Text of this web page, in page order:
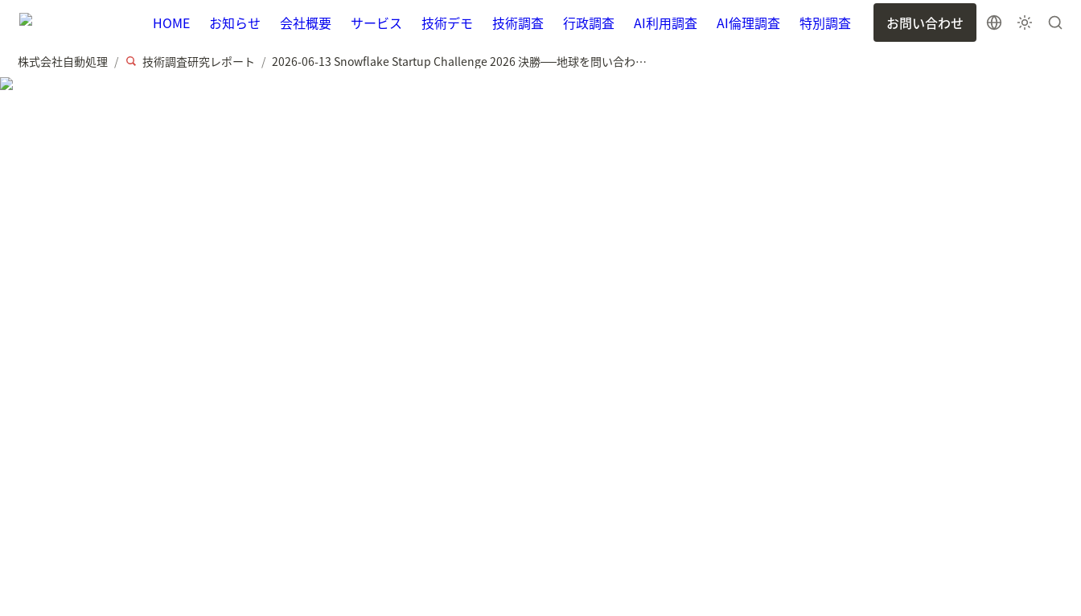
HOME お知らせ 会社概要 サービス 技術デモ 技術調査 行政調査 AI利用調査 AI倫理調査 特別調査 お問い合わせ
株式会社自動処理 / 技術調査研究レポート / 2026-06-13 Snowflake Startup Challenge 2026 決勝──地球を問い合わせる Legend、優勝へ